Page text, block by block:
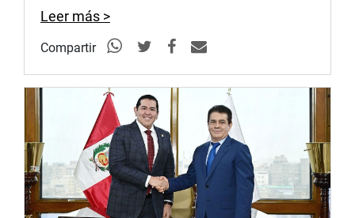
Leer más >
Compartir